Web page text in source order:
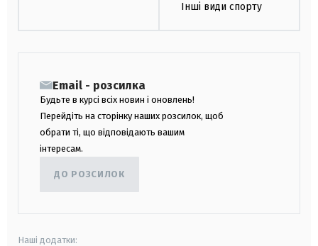
Інші види спорту
Email - розсилка
Будьте в курсі всіх новин і оновлень!
Перейдіть на сторінку наших розсилок, щоб
обрати ті, що відповідають вашим
інтересам.
ДО РОЗСИЛОК
Наші додатки: